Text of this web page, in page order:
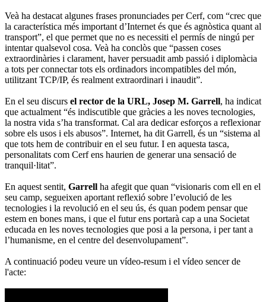
Veà ha destacat algunes frases pronunciades per Cerf, com “crec que
la característica més important d’Internet és que és agnòstica quant al
transport”, el que permet que no es necessiti el permís de ningú per
intentar qualsevol cosa. Veà ha conclòs que “passen coses
extraordinàries i clarament, haver persuadit amb passió i diplomàcia
a tots per connectar tots els ordinadors incompatibles del món,
utilitzant TCP/IP, és realment extraordinari i inaudit”.
En el seu discurs el rector de la URL, Josep M. Garrell, ha indicat
que actualment “és indiscutible que gràcies a les noves tecnologies,
la nostra vida s’ha transformat. Cal ara dedicar esforços a reflexionar
sobre els usos i els abusos”. Internet, ha dit Garrell, és un “sistema al
que tots hem de contribuir en el seu futur. I en aquesta tasca,
personalitats com Cerf ens haurien de generar una sensació de
tranquil·litat”.
En aquest sentit, Garrell ha afegit que quan “visionaris com ell en el
seu camp, segueixen aportant reflexió sobre l’evolució de les
tecnologies i la revolució en el seu ús, és quan podem pensar que
estem en bones mans, i que el futur ens portarà cap a una Societat
educada en les noves tecnologies que posi a la persona, i per tant a
l’humanisme, en el centre del desenvolupament”.
A continuació podeu veure un vídeo-resum i el vídeo sencer de
l'acte: